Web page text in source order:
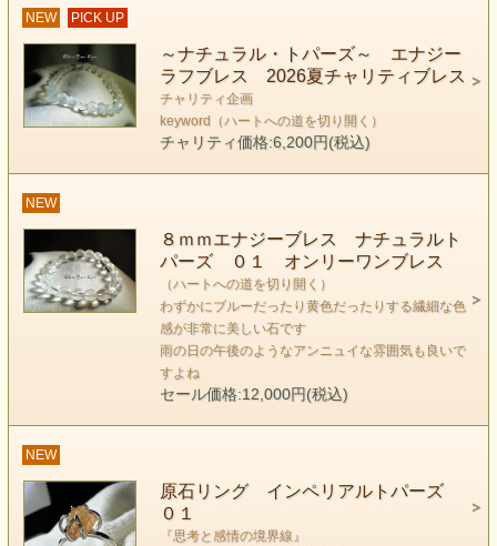
今こそ本当の意味での感情を共有する時
心を開く時であると教えてくれているのかもしれませ
ん。
インペリアルトパーズを身につけることで
素晴らしい体験に導いてくれることでしょう。
ソフィーママ
NEW PICK UP
～ナチュラル・トパーズ～ エナジー
ラフブレス 2026夏チャリティブレス
チャリティ企画
keyword（ハートへの道を切り開く）
チャリティ価格:6,200円(税込)
NEW
８ｍｍエナジーブレス ナチュラルト
パーズ ０１ オンリーワンブレス
（ハートへの道を切り開く）
わずかにブルーだったり黄色だったりする繊細な色
感が非常に美しい石です
雨の日の午後のようなアンニュイな雰囲気も良いで
すよね
セール価格:12,000円(税込)
NEW
原石リング インペリアルトパーズ
０１
『思考と感情の境界線』